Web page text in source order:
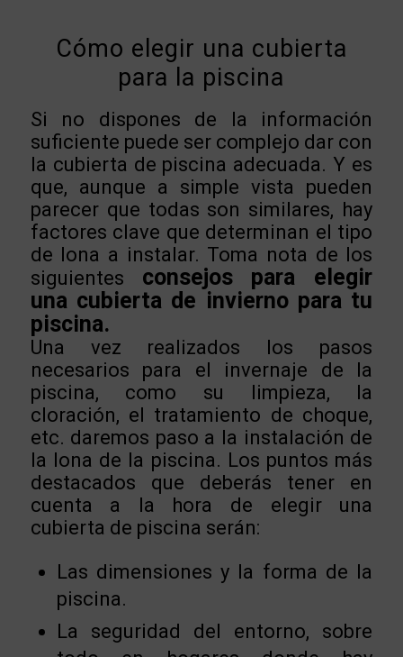
Cómo elegir una cubierta
para la piscina
Si no dispones de la información
suficiente puede ser complejo dar con
la cubierta de piscina adecuada. Y es
que, aunque a simple vista pueden
parecer que todas son similares, hay
factores clave que determinan el tipo
de lona a instalar. Toma nota de los
siguientes consejos para elegir
una cubierta de invierno para tu
piscina.
Una vez realizados los pasos
necesarios para el invernaje de la
piscina, como su limpieza, la
cloración, el tratamiento de choque,
etc. daremos paso a la instalación de
la lona de la piscina. Los puntos más
destacados que deberás tener en
cuenta a la hora de elegir una
cubierta de piscina serán:
Las dimensiones y la forma de la
piscina.
La seguridad del entorno, sobre